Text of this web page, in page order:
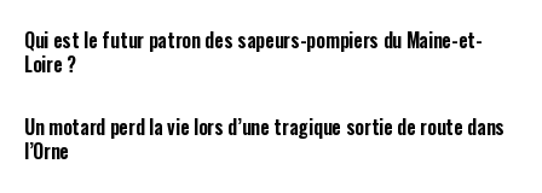
Qui est le futur patron des sapeurs-pompiers du Maine-et-
Loire ?
Un motard perd la vie lors d’une tragique sortie de route dans
l’Orne